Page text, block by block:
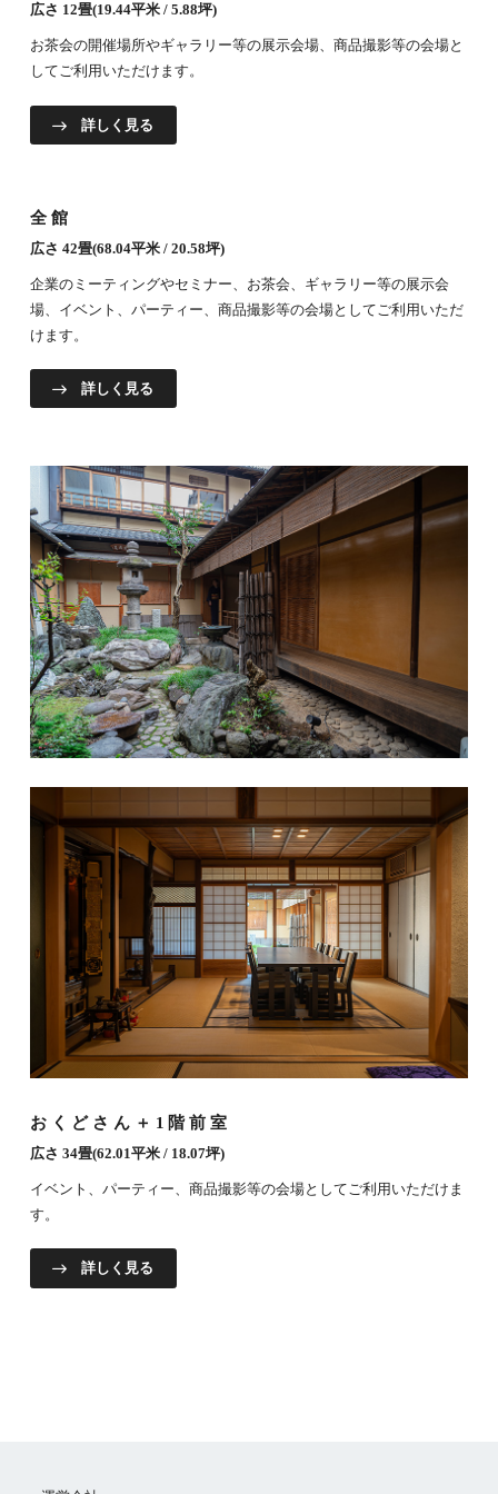
広さ 12畳(19.44平米 / 5.88坪)
お茶会の開催場所やギャラリー等の展示会場、商品撮影等の会場と
してご利用いただけます。
詳しく見る
全館
広さ 42畳(68.04平米 / 20.58坪)
企業のミーティングやセミナー、お茶会、ギャラリー等の展示会
場、イベント、パーティー、商品撮影等の会場としてご利用いただ
けます。
詳しく見る
おくどさん＋1階前室
広さ 34畳(62.01平米 / 18.07坪)
イベント、パーティー、商品撮影等の会場としてご利用いただけま
す。
詳しく見る